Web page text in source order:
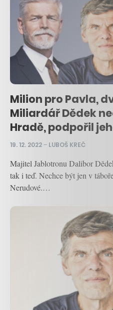
Milion pro Pavla,
Miliardář Dědek
Hradě, podpořil
19. 12. 2022– LUBOŠ KREČ
Majitel Jablotronu Dalibor
tak i teď. Nechce být jen v
Nerudové.…